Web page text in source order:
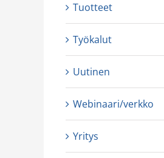
Tuotteet
Työkalut
Uutinen
Webinaari/verkko
Yritys